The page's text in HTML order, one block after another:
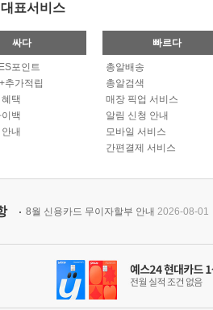
표서비스
싸다
포인트
추가적립
택
백
내
빠르다
총알배송
총알검색
매장 픽업 서비스
알림 신청 안내
모바일 서비스
간편결제 서비스
8월 신용카드 무이자할부 안내 2026-08-01